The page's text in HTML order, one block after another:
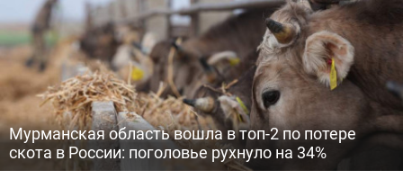
Мурманская область вошла в топ-2 по потере
скота в России: поголовье рухнуло на 34%